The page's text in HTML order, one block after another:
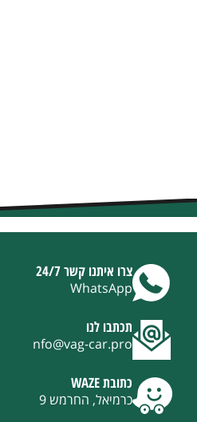
צרו איתנו קשר 24/7
WhatsApp
תכתבו לנו
nfo@vag-car.pro
כתובת WAZE
כרמיאל, החרמש 9